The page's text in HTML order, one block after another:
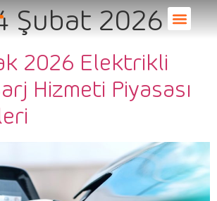
Şubat 2026
2026 Elektrikli
Hizmeti Piyasası